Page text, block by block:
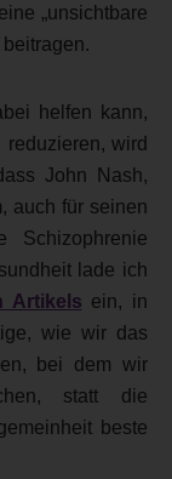
„unsichtbare
helfen kann,
wird
John Nash,
auch für seinen
Schizophrenie
lade ich
Artikels ein, in
wie wir das
bei dem wir
statt die
beste